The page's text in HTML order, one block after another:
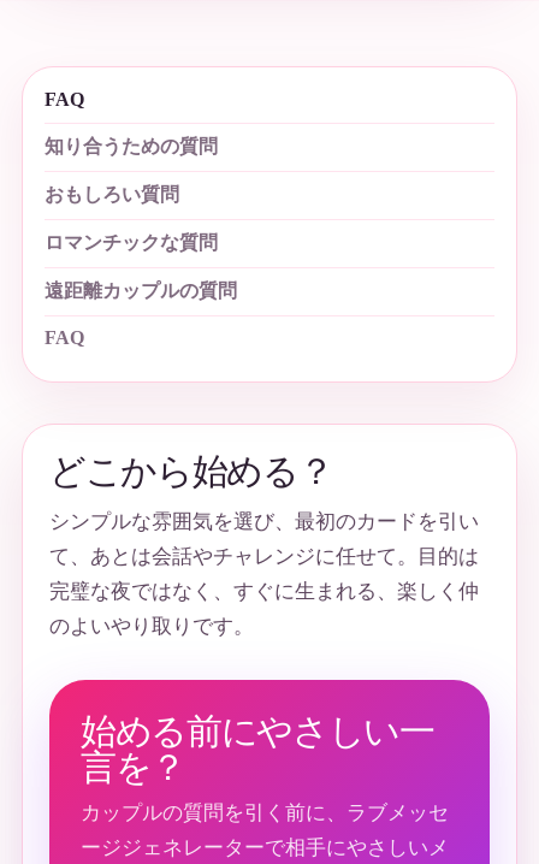
FAQ
知り合うための質問
おもしろい質問
ロマンチックな質問
遠距離カップルの質問
FAQ
どこから始める？
シンプルな雰囲気を選び、最初のカードを引い
て、あとは会話やチャレンジに任せて。目的は
完璧な夜ではなく、すぐに生まれる、楽しく仲
のよいやり取りです。
始める前にやさしい一
言を？
カップルの質問を引く前に、ラブメッセ
ージジェネレーターで相手にやさしいメ